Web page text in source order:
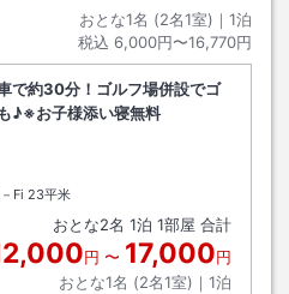
おとな1名 (2名1室)｜ 1泊
税込 6,000円〜16,770円
で約30分！ゴルフ場併設でゴ
♪※お子様添い寝無料
Fi 23平米
おとな2名 1泊 1部屋 合計
円 〜 17,000円
おとな1名 (2名1室)｜ 1泊